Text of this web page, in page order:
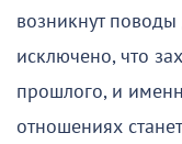
возникнут
исключено, что
прошлого, и
отношениях